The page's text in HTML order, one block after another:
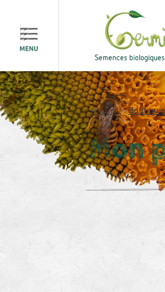
Accueil>Boutique
Mon